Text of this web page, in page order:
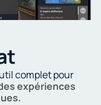
complet pour
expériences